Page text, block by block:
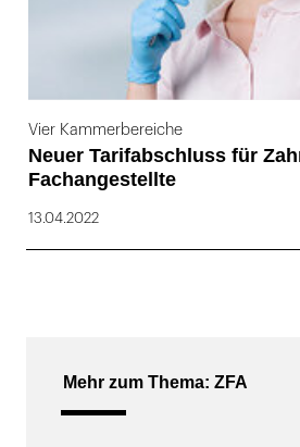
Vier Kammerbereiche
Neuer Tarifabschluss für
Fachangestellte
13.04.2022
Mehr zum Thema: ZFA